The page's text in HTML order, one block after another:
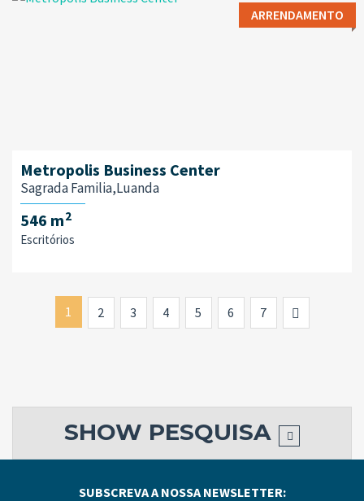
ARRENDAMENTO
Metropolis Business Center
Sagrada Familia,Luanda
546 m2
Escritórios
1 2 3 4 5 6 7
SHOW PESQUISA
SUBSCREVA A NOSSA NEWSLETTER: